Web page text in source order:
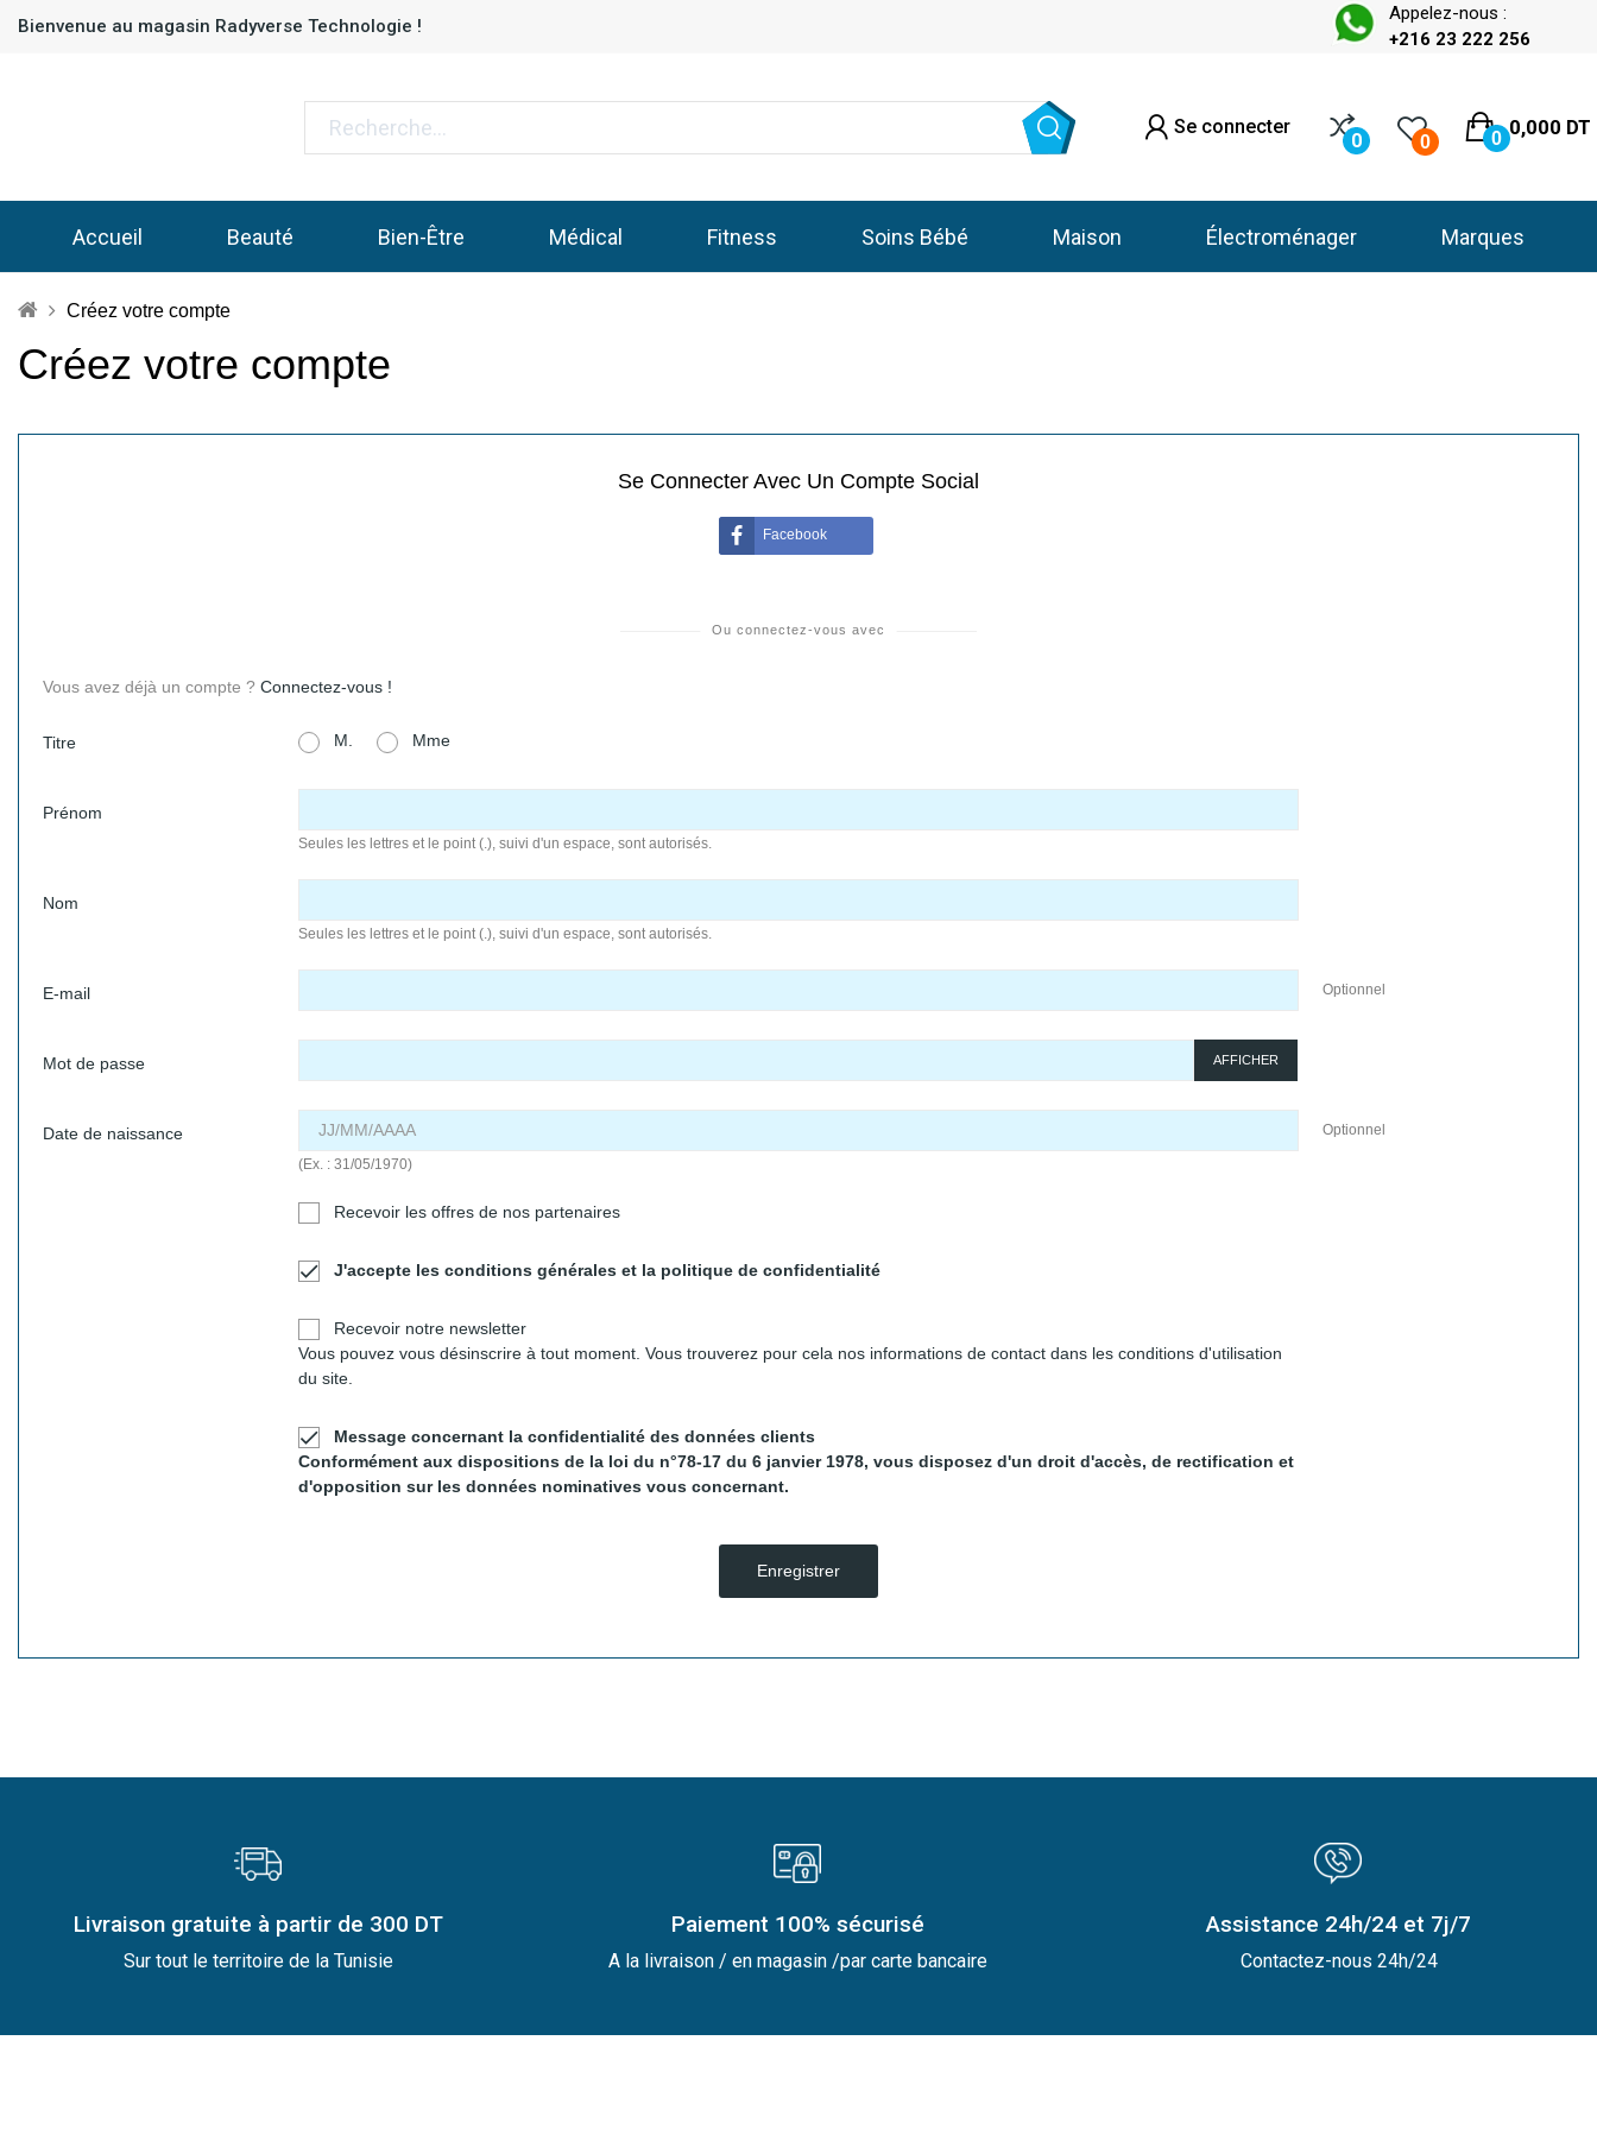
Bienvenue au magasin Radyverse Technologie !
Appelez-nous :
+216 23 222 256
Se connecter
0 0
0,000 DT
0
Accueil Beauté Bien-Être Médical Fitness Soins Bébé Maison Électroménager Marques
Créez votre compte
Créez votre compte
Se Connecter Avec Un Compte Social
Facebook
Ou connectez-vous avec
Vous avez déjà un compte ? Connectez-vous !
Titre M. Mme
Prénom
Seules les lettres et le point (.), suivi d'un espace, sont autorisés.
Nom
Seules les lettres et le point (.), suivi d'un espace, sont autorisés.
E-mail Optionnel
Mot de passe AFFICHER
Date de naissance
(Ex. : 31/05/1970)
Optionnel
Recevoir les offres de nos partenaires
 J'accepte les conditions générales et la politique de confidentialité
Recevoir notre newsletter
Vous pouvez vous désinscrire à tout moment. Vous trouverez pour cela nos informations de contact dans les conditions d'utilisation
du site.

Message concernant la confidentialité des données clients
Conformément aux dispositions de la loi du n°78-17 du 6 janvier 1978, vous disposez d'un droit d'accès, de rectification et
d'opposition sur les données nominatives vous concernant.
Enregistrer
Livraison gratuite à partir de 300 DT
Sur tout le territoire de la Tunisie
Paiement 100% sécurisé
A la livraison / en magasin /par carte bancaire
Assistance 24h/24 et 7j/7
Contactez-nous 24h/24